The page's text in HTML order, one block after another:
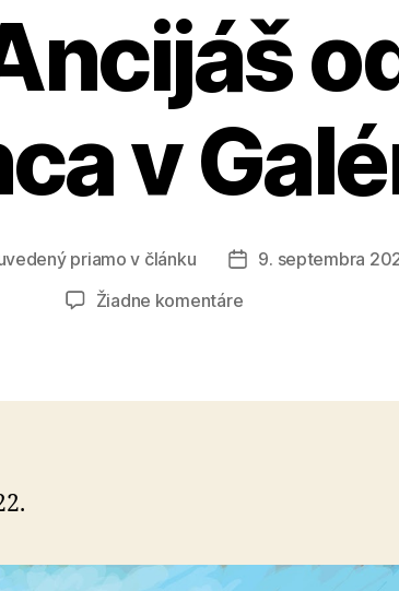
v
priamo v článku
Dátum
9. septembra
Žiadne komentárena
Igora